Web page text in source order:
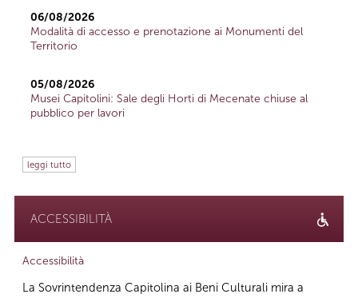
06/08/2026
Modalità di accesso e prenotazione ai Monumenti del
Territorio
05/08/2026
Musei Capitolini: Sale degli Horti di Mecenate chiuse al
pubblico per lavori
leggi tutto
ACCESSIBILITÀ
Accessibilità
La Sovrintendenza Capitolina ai Beni Culturali mira a